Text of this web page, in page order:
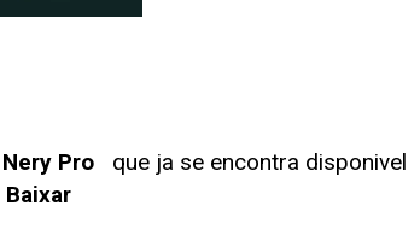
Nery Pro
que ja se encontra disponivel
Baixar